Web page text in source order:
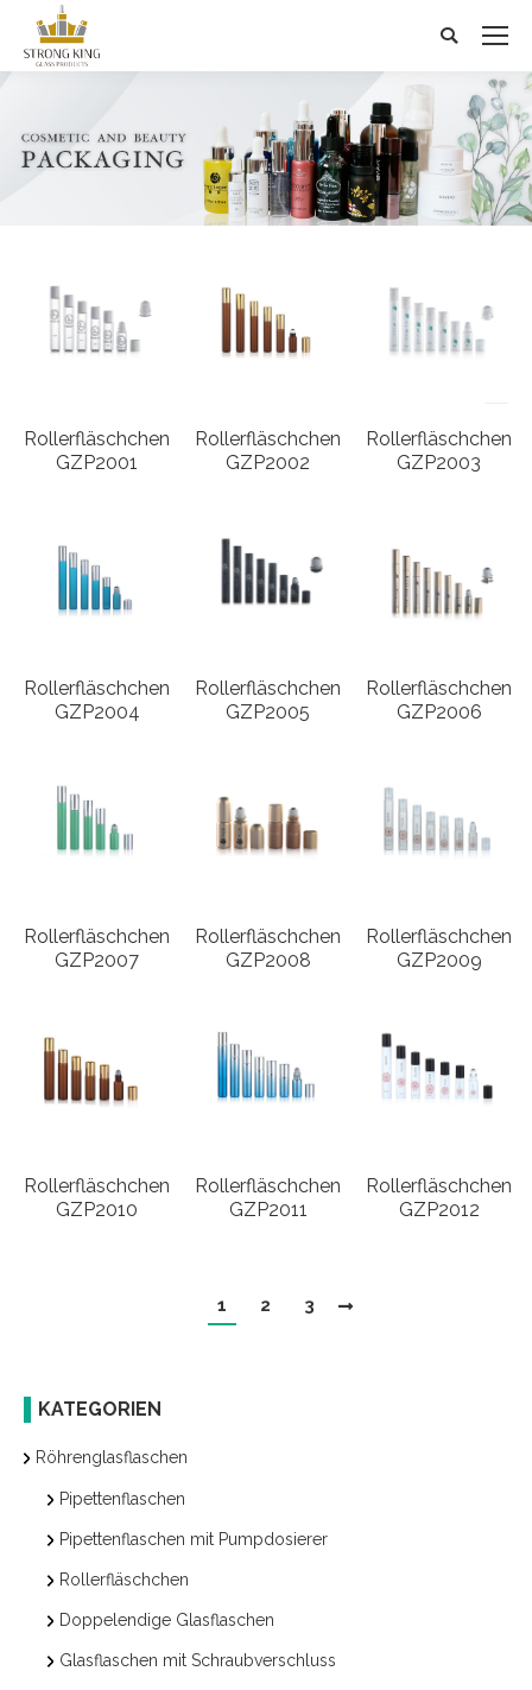
Search:
Rollerfläschchen
GZP2001
Rollerfläschchen
GZP2002
Rollerfläschchen
GZP2003
Rollerfläschchen
GZP2004
Rollerfläschchen
GZP2005
Rollerfläschchen
GZP2006
Rollerfläschchen
GZP2007
Rollerfläschchen
GZP2008
Rollerfläschchen
GZP2009
Rollerfläschchen
GZP2010
Rollerfläschchen
GZP2011
Rollerfläschchen
GZP2012
1 2 3
KATEGORIEN
Röhrenglasflaschen
Pipettenflaschen
Pipettenflaschen mit Pumpdosierer
Rollerfläschchen
Doppelendige Glasflaschen
Glasflaschen mit Schraubverschluss